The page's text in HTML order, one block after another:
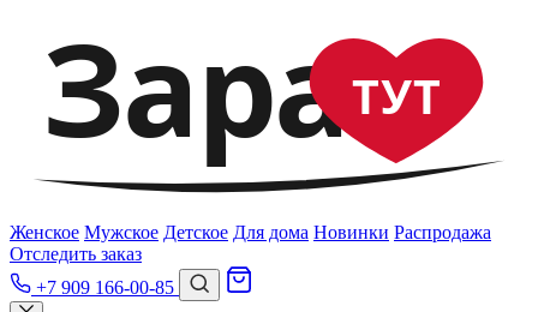
ЗараТУТ
Женское Мужское Детское Для дома Новинки Распродажа
Отследить заказ
+7 909 166-00-85